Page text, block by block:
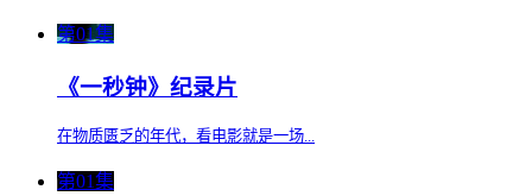
第01集
《一秒钟》纪录片
在物质匮乏的年代，看电影就是一场...
第01集